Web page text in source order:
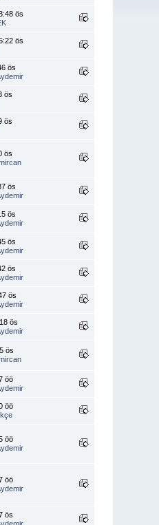
ös
ös
ös
ös
ös
ös
ös
ös
ös
ös
ös
ös
ös
öö
öö
öö
öö
ös